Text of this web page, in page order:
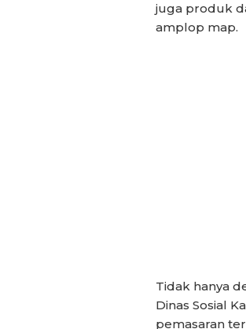
juga produk
amplop map.
Tidak hanya
Dinas Sosial
pemasaran